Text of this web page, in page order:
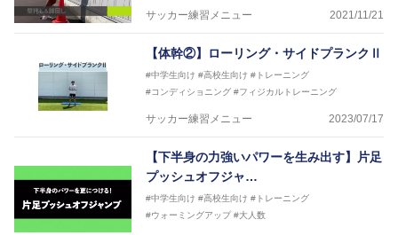
サッカー練習メニュー 2021/11/21
【体幹②】ローリング・サイドプランクⅡ
#中学生向け #高校生向け #トレーニング
#コンディショニング #フィジカルトレーニング
サッカー練習メニュー 2023/07/17
【下半身の力強いパワーを生み出す】片足
プッシュオフジャ…
#中学生向け #高校生向け #トレーニング
#ウォーミングアップ #大人数